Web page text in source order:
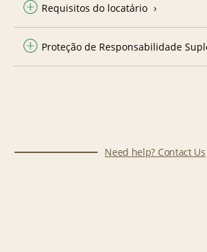
Requisitos do locatário
Proteção de Responsabilidade
Need help? Contact Us